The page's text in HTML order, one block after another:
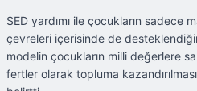
SED yardımı ile çocukların sadece
çevreleri içerisinde de
modelin çocukların milli değerlere
fertler olarak topluma